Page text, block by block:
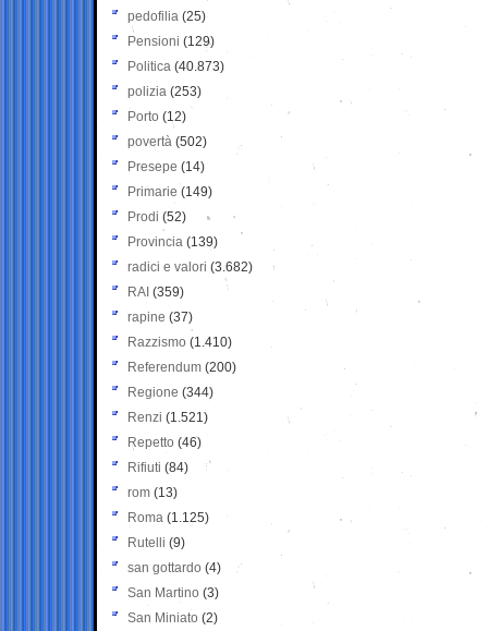
pedofilia (25)
Pensioni (129)
Politica (40.873)
polizia (253)
Porto (12)
povertà (502)
Presepe (14)
Primarie (149)
Prodi (52)
Provincia (139)
radici e valori (3.682)
RAI (359)
rapine (37)
Razzismo (1.410)
Referendum (200)
Regione (344)
Renzi (1.521)
Repetto (46)
Rifiuti (84)
rom (13)
Roma (1.125)
Rutelli (9)
san gottardo (4)
San Martino (3)
San Miniato (2)